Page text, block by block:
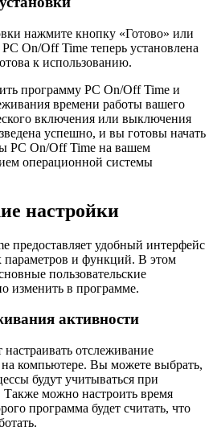
нажмите кнопку «Готово» или
On/Off Time теперь установлена
к использованию.
программу PC On/Off Time и
времени работы вашего
включения или выключения
успешно, и вы готовы начать
PC On/Off Time на вашем
операционной системы
настройки
предоставляет удобный интерфейс
параметров и функций. В этом
пользовательские
изменить в программе.
активности
отслеживание
на компьютере. Вы можете выбрать,
будут учитываться при
Также можно настроить время
программа будет считать, что